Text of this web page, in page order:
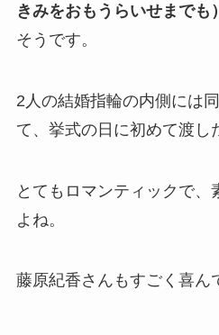
きみをおもうらいせまでも
そうです。
2人の結婚指輪の内側には
て、挙式の日に初めて渡し
とてもロマンティックで、
よね。
藤原紀香さんもすごく喜ん